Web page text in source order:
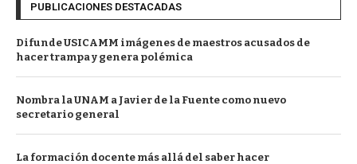
PUBLICACIONES DESTACADAS
Difunde USICAMM imágenes de maestros acusados de
hacer trampa y genera polémica
Nombra la UNAM a Javier de la Fuente como nuevo
secretario general
La formación docente más allá del saber hacer